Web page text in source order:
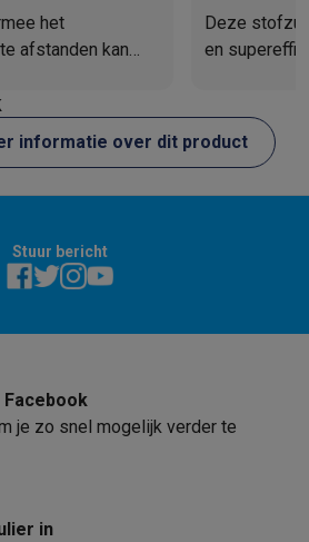
het
afstanden kan
doek had.
Deze
en
informatie over dit product
Stuur bericht
je zo snel mogelijk verder te
in